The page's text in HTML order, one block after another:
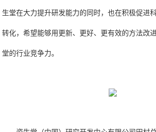
生堂在大力提升研发能力的同时，也在积极促进
转化，希望能够用更新、更好、更有效的方法改
堂的行业竞争力。